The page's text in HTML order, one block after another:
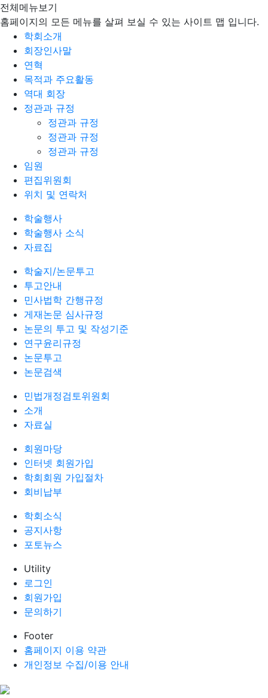
전체메뉴보기
홈페이지의 모든 메뉴를 살펴 보실 수 있는 사이트 맵 입니다.
학회소개
회장인사말
연혁
목적과 주요활동
역대 회장
정관과 규정
정관과 규정
정관과 규정
정관과 규정
임원
편집위원회
위치 및 연락처
학술행사
학술행사 소식
자료집
학술지/논문투고
투고안내
민사법학 간행규정
게재논문 심사규정
논문의 투고 및 작성기준
연구윤리규정
논문투고
논문검색
민법개정검토위원회
소개
자료실
회원마당
인터넷 회원가입
학회회원 가입절차
회비납부
학회소식
공지사항
포토뉴스
Utility
로그인
회원가입
문의하기
Footer
홈페이지 이용 약관
개인정보 수집/이용 안내